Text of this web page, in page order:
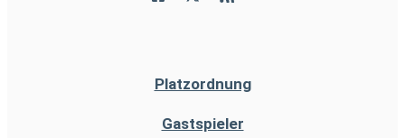
Platzordnung
Gastspieler